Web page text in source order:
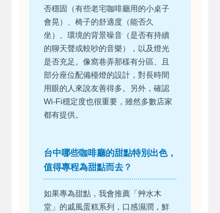
否穩固（有些老宅咖啡廳用的小桌子
會晃）、椅子的舒適度（能否久
坐）、環境的背景噪音（是否有持續
的聊天聲或較吵的音樂），以及燈光
是否充足。像窩巷弄那樣有分區、且
部分座位配備檯燈的設計，對長時間
用眼的人來說友善得多。另外，確認
Wi-Fi穩定度也很重要，雖然多數店家
都有提供。
台中哪些咖啡廳的甜點特別出色，
值得專程為甜點而去？
如果專為甜點，我會推薦「艸水木
堂」的戚風蛋糕系列，口感濕潤，鮮